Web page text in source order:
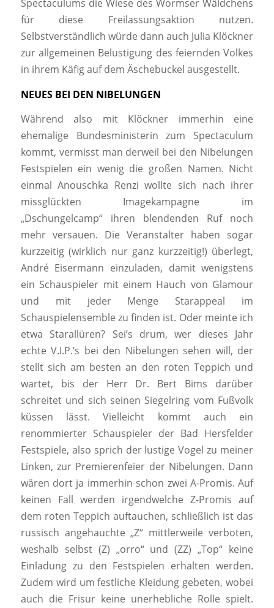
Spectaculums die Wiese des Wormser Wäldchens
für diese Freilassungsaktion nutzen.
Selbstverständlich würde dann auch Julia Klöckner
zur allgemeinen Belustigung des feiernden Volkes
in ihrem Käfig auf dem Äschebuckel ausgestellt.
NEUES BEI DEN NIBELUNGEN
Während also mit Klöckner immerhin eine
ehemalige Bundesministerin zum Spectaculum
kommt, vermisst man derweil bei den Nibelungen
Festspielen ein wenig die großen Namen. Nicht
einmal Anouschka Renzi wollte sich nach ihrer
missglückten Imagekampagne im
„Dschungelcamp“ ihren blendenden Ruf noch
mehr versauen. Die Veranstalter haben sogar
kurzzeitig (wirklich nur ganz kurzzeitig!) überlegt,
André Eisermann einzuladen, damit wenigstens
ein Schauspieler mit einem Hauch von Glamour
und mit jeder Menge Starappeal im
Schauspielensemble zu finden ist. Oder meinte ich
etwa Starallüren? Sei’s drum, wer dieses Jahr
echte V.I.P.’s bei den Nibelungen sehen will, der
stellt sich am besten an den roten Teppich und
wartet, bis der Herr Dr. Bert Bims darüber
schreitet und sich seinen Siegelring vom Fußvolk
küssen lässt. Vielleicht kommt auch ein
renommierter Schauspieler der Bad Hersfelder
Festspiele, also sprich der lustige Vogel zu meiner
Linken, zur Premierenfeier der Nibelungen. Dann
wären dort ja immerhin schon zwei A-Promis. Auf
keinen Fall werden irgendwelche Z-Promis auf
dem roten Teppich auftauchen, schließlich ist das
russisch angehauchte „Z“ mittlerweile verboten,
weshalb selbst (Z) „orro“ und (ZZ) „Top“ keine
Einladung zu den Festspielen erhalten werden.
Zudem wird um festliche Kleidung gebeten, wobei
auch die Frisur keine unerhebliche Rolle spielt.